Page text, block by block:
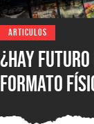
ARTICULOS
¿Hay
formato